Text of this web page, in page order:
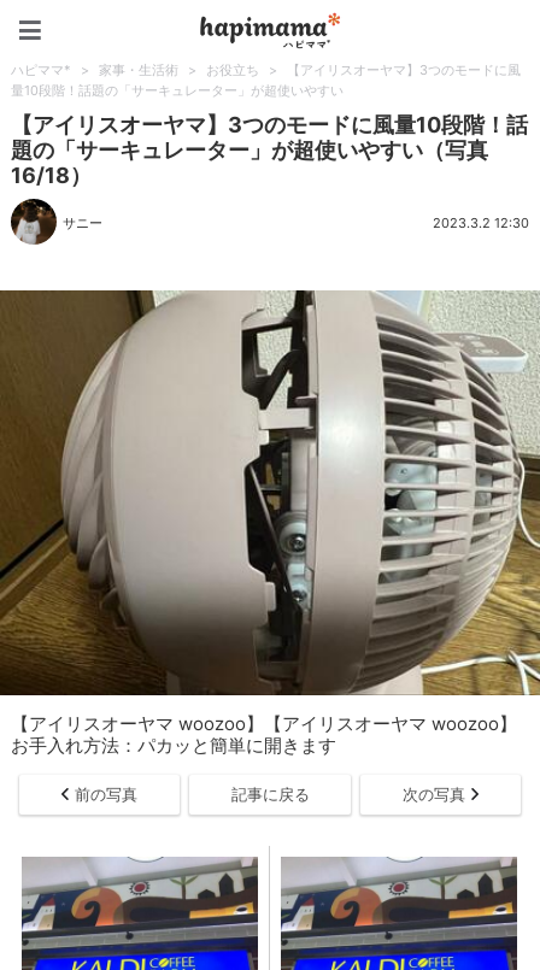
ハピママ* > 家事・生活術 > お役立ち >
【アイリスオーヤマ】3つのモードに風
量10段階！話題の「サーキュレーター」が超使いやすい
【アイリスオーヤマ】3つのモードに風量10段階！話
題の「サーキュレーター」が超使いやすい（写真
16/18）
サニー 2023.3.2 12:30
【アイリスオーヤマ woozoo】【アイリスオーヤマ woozoo】
お手入れ方法：パカッと簡単に開きます
前の写真 記事に戻る 次の写真